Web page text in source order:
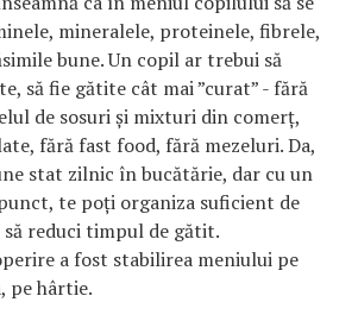
mineralele, proteinele, fibrele,
bune. Un copil ar trebui să
să fie gătite cât mai ”curat” - fără
de sosuri și mixturi din comerț,
fără fast food, fără mezeluri. Da,
stat zilnic în bucătărie, dar cu un
te poți organiza suficient de
reduci timpul de gătit.
a fost stabilirea meniului pe
pe hârtie.